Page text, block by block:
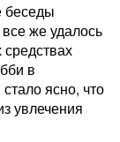
беседы
же удалось
в
ясно, что
увлечения